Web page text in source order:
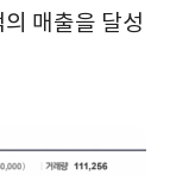
매출을 달성